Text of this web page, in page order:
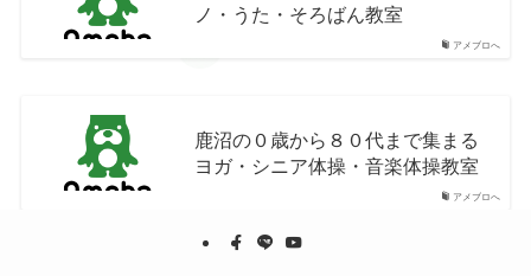
アメブロへ
ノ・うた・そろばん教室
アメブロへ
鹿沼の０歳から８０代まで集まる
ヨガ・シニア体操・音楽体操教室